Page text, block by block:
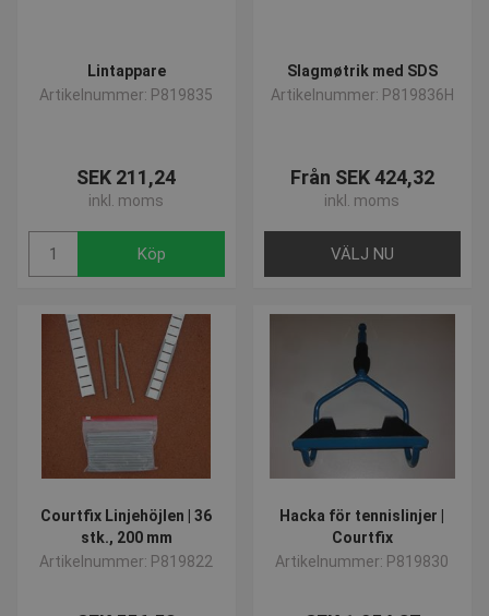
Lintappare
Artikelnummer: P819835
SEK 211,24
inkl. moms
Köp
Slagmøtrik med SDS
Artikelnummer: P819836H
Från SEK 424,32
inkl. moms
VÄLJ NU
Courtfix Linjehöjlen | 36
stk., 200 mm
Artikelnummer: P819822
Hacka för tennislinjer |
Courtfix
Artikelnummer: P819830